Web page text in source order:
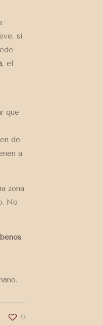
sí
, el
que
de
a
zona
No
.
0